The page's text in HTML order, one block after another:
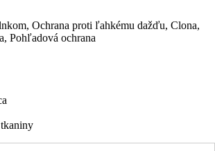
Ochrana proti ľahkému dažďu, Clona,
Pohľadová ochrana